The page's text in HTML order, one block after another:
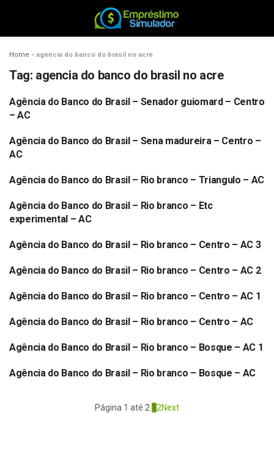
Home » agencia do banco do brasil no acre
Tag: agencia do banco do brasil no acre
BANCO DO BRASIL
Agência do Banco do Brasil – Senador guiomard – Centro
– AC
BANCO DO BRASIL
Agência do Banco do Brasil – Sena madureira – Centro –
AC
BANCO DO BRASIL
Agência do Banco do Brasil – Rio branco – Triangulo – AC
BANCO DO BRASIL
Agência do Banco do Brasil – Rio branco – Etc
experimental – AC
BANCO DO BRASIL
Agência do Banco do Brasil – Rio branco – Centro – AC 3
BANCO DO BRASIL
Agência do Banco do Brasil – Rio branco – Centro – AC 2
BANCO DO BRASIL
Agência do Banco do Brasil – Rio branco – Centro – AC 1
BANCO DO BRASIL
Agência do Banco do Brasil – Rio branco – Centro – AC
BANCO DO BRASIL
Agência do Banco do Brasil – Rio branco – Bosque – AC 1
BANCO DO BRASIL
Agência do Banco do Brasil – Rio branco – Bosque – AC
Página 1 até 2 1 2Next